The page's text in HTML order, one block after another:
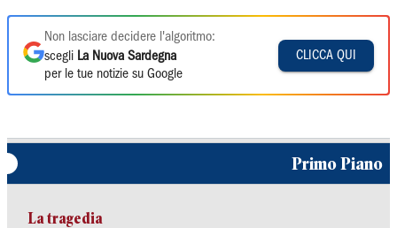
Non lasciare decidere l'algoritmo:
scegli La Nuova Sardegna
per le tue notizie su Google
CLICCA QUI
Primo Piano
La tragedia